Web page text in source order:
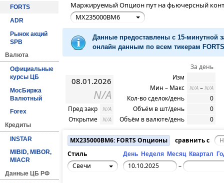
FORTS
ADR
Рынок акций
SPB
Валюта
Официальные
курсы ЦБ
МосБиржа
Валютный
Forex
Кредиты
INSTAR
MIBID, MIBOR,
MIACR
Данные ЦБ РФ
Маржируемый Опцион пут на фьючерсный
MX235000BM6
Данные предоставлены с 15-минутной
онлайн данным по всем тикерам
08.01.2026
N/A
Пред закр N/A
Открытие N/A
За день
Изм
Мин – Макс
N/A – N/A
Кол-во сделок/день
0
Объём в шт/день
0
Объём в валюте/день
0
MX235000BM6: FORTS Опционы
сравнить с
Стиль
День Неделя Месяц Квартал
Свечи –